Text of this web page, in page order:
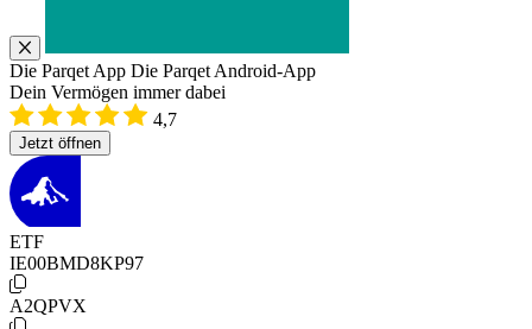
Die Parqet App Die Parqet Android-App
Dein Vermögen immer dabei
4,7
Jetzt öffnen
ETF
IE00BMD8KP97
A2QPVX